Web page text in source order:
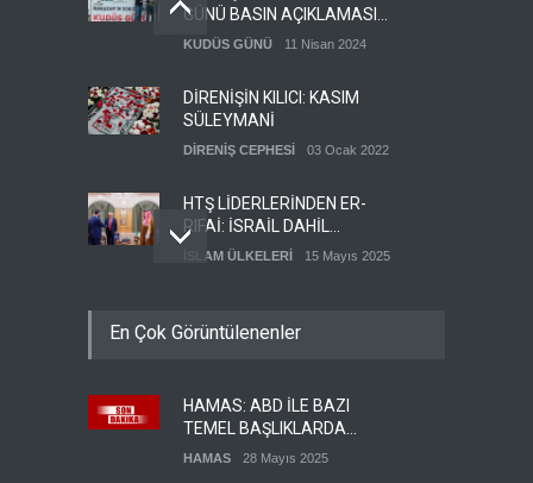
GÜNÜ BASIN AÇIKLAMASI
(VİDEO-FOTO)
KUDÜS GÜNÜ 11 Nisan 2024
DİRENİŞİN KILICI: KASIM
SÜLEYMANİ
DİRENİŞ CEPHESİ 03 Ocak 2022
HTŞ LİDERLERİNDEN ER-
RIFAİ: İSRAİL DAHİL
HERKESLE BARIŞ
İSLAM ÜLKELERİ 15 Mayıs 2025
TEMSİLCİSİ EBU
İŞGALCİ İSRAİL ORDUSU
YEDEK ASKERLERİ GÖREVE
ÇAĞIRDI
SİYONİST REJİM 27 Mayıs 2025
En Çok Görüntülenenler
HAMAS: ABD İLE BAZI
TEMEL BAŞLIKLARDA
MUTABAKATA VARDIK
HAMAS 28 Mayıs 2025